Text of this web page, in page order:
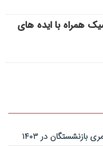
همراه با ایده های
در ۱۴۰۳